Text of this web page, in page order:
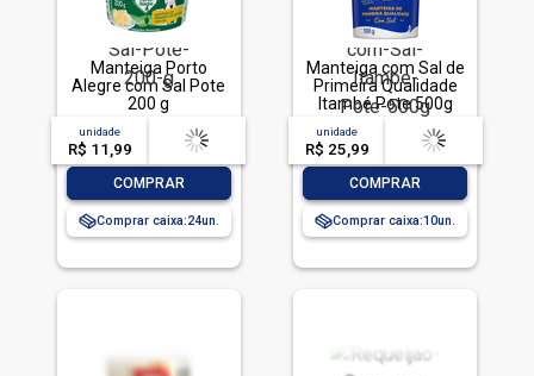
Manteiga Porto
Alegre com Sal Pote
200 g
unidade
R$ 11,99
acima de
-- --,--un.
COMPRAR
Comprar caixa:24
Manteiga com Sal de
Primeira Qualidade
Itambé Pote 500g
unidade
R$ 25,99
acima de
-- --,--un.
COMPRAR
Comprar caixa:10